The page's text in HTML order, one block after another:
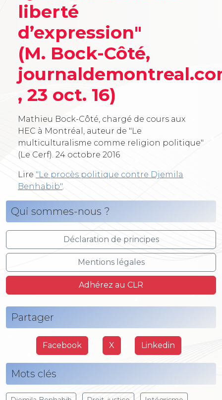
liberté
d’expression"
(M. Bock-Côté,
, 23 oct. 16)
Mathieu Bock-Côté, chargé de cours aux
HEC à Montréal, auteur de "Le
multiculturalisme comme religion politique"
(Le Cerf). 24 octobre 2016
Lire "Le procès politique contre Djemila
Benhabib"
Qui sommes-nous ?
Déclaration de principes
Mentions légales
Adhérez au CLR
Partager
Facebook X Linkedin
Mots clés